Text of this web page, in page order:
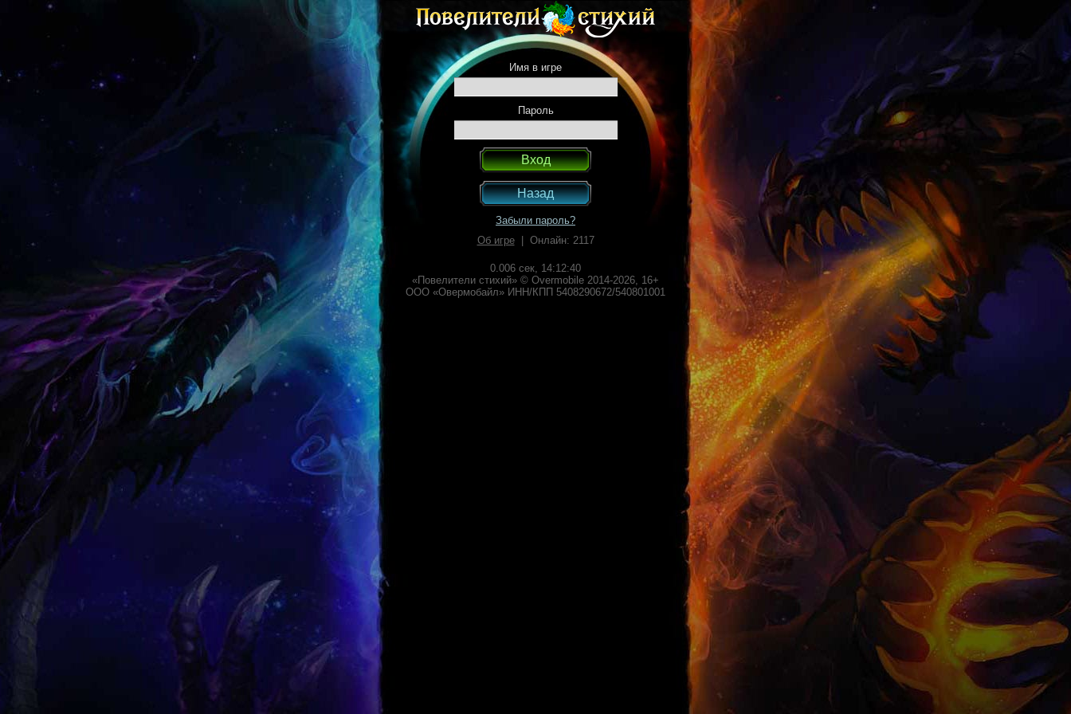
Имя в игре
Пароль
Назад
Забыли пароль?
Об игре| Онлайн: 2117
0.006 сек, 14:12:40
«Повелители стихий» © Overmobile 2014-2026, 16+
ООО «Овермобайл» ИНН/КПП 5408290672/540801001